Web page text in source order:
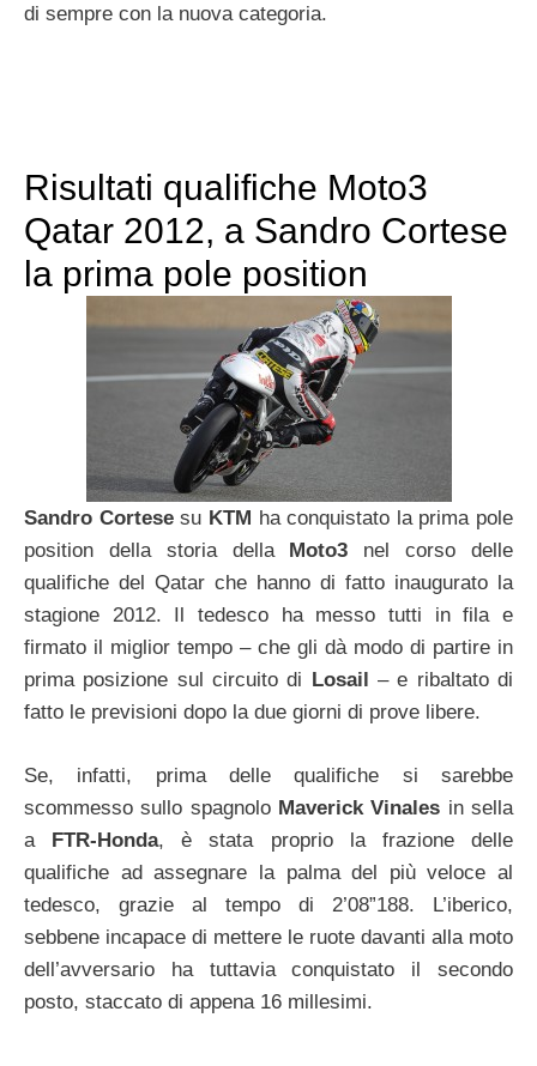
di sempre con la nuova categoria.
Risultati qualifiche Moto3
Qatar 2012, a Sandro Cortese
la prima pole position
Sandro Cortesesu KTM ha conquistato la prima pole
position della storia della
Moto3 nel corso delle
qualifiche del Qatar che hanno di fatto inaugurato la
stagione 2012. Il tedesco ha messo tutti in fila e
firmato il miglior tempo – che gli dà modo di partire in
prima posizione sul circuito di
Losail
– e ribaltato di
fatto le previsioni dopo la due giorni di prove libere.
Se, infatti, prima delle qualifiche si sarebbe
scommesso sullo spagnolo Maverick Vinales in sella
a FTR-Honda, è stata proprio la frazione delle
qualifiche ad assegnare la palma del più veloce al
tedesco, grazie al tempo di 2’08”188. L’iberico,
sebbene incapace di mettere le ruote davanti alla moto
dell’avversario ha tuttavia conquistato il secondo
posto, staccato di appena 16 millesimi.